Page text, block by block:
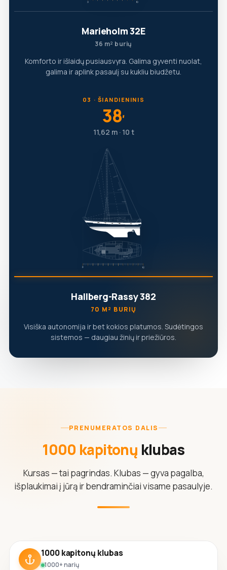
Marieholm 32E
36 m² burių
Komforto ir išlaidų pusiausvyra. Galima gyventi nuolat,
galima ir aplink pasaulį su kukliu biudžetu.
03 · ŠIANDIENINIS
38′
11,62 m · 10 t
Hallberg-Rassy 382
70 M² BURIŲ
Visiška autonomija ir bet kokios platumos. Sudėtingos
sistemos — daugiau žinių ir priežiūros.
PRENUMERATOS DALIS
1000 kapitonų klubas
Kursas — tai pagrindas. Klubas — gyva pagalba,
išplaukimai į jūrą ir bendraminčiai visame pasaulyje.
1000 kapitonų klubas
1000+ narių